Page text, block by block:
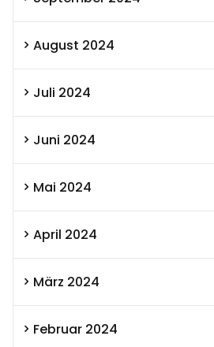
August 2024
Juli 2024
Juni 2024
Mai 2024
April 2024
März 2024
Februar 2024